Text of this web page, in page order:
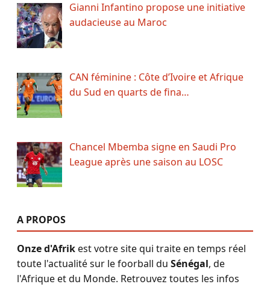
Gianni Infantino propose une initiative
audacieuse au Maroc
CAN féminine : Côte d’Ivoire et Afrique
du Sud en quarts de fina…
Chancel Mbemba signe en Saudi Pro
League après une saison au LOSC
A PROPOS
Onze d'Afrikest votre site qui traite en temps réel
toute l'actualité sur le foorball du Sénégal, de
l'Afrique et du Monde. Retrouvez toutes les infos